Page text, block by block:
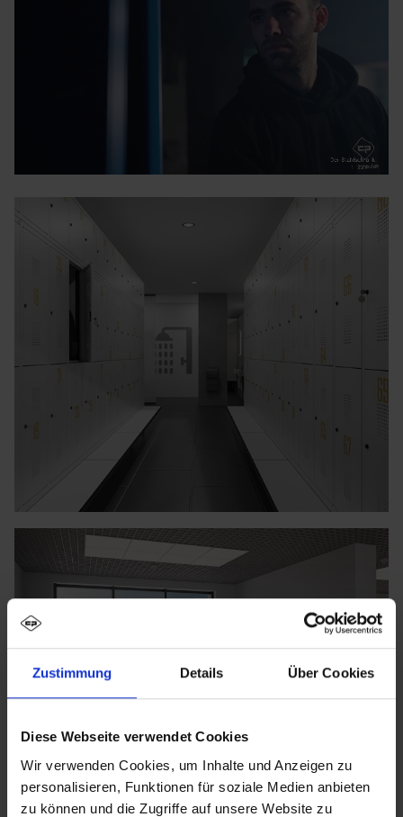
Zustimmung Details Über Cookies
Diese Webseite verwendet Cookies
Wir verwenden Cookies, um Inhalte und Anzeigen zu
personalisieren, Funktionen für soziale Medien anbieten
zu können und die Zugriffe auf unsere Website zu